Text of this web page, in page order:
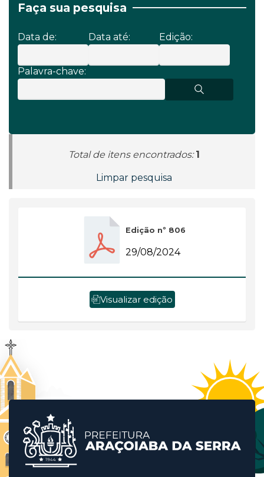
Faça sua pesquisa
Data de: Data até: Edição:
Palavra-chave:
Total de itens encontrados: 1
Limpar pesquisa
Edição nº 806
29/08/2024
Visualizar edição